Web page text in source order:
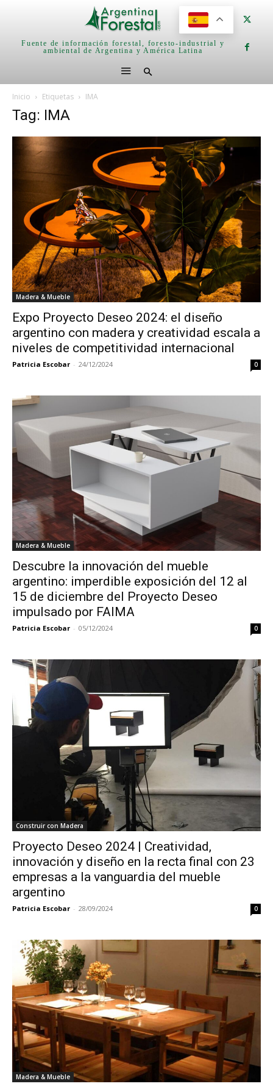
Fuente de información forestal, foresto-industrial y
ambiental de Argentina y América Latina
Inicio Etiquetas IMA
Tag: IMA
Madera & Mueble
Expo Proyecto Deseo 2024: el diseño
argentino con madera y creatividad escala a
niveles de competitividad internacional
Patricia Escobar - 24/12/2024 0
Madera & Mueble
Descubre la innovación del mueble
argentino: imperdible exposición del 12 al
15 de diciembre del Proyecto Deseo
impulsado por FAIMA
Patricia Escobar - 05/12/2024 0
Construir con Madera
Proyecto Deseo 2024 | Creatividad,
innovación y diseño en la recta final con 23
empresas a la vanguardia del mueble
argentino
Patricia Escobar - 28/09/2024 0
Madera & Mueble